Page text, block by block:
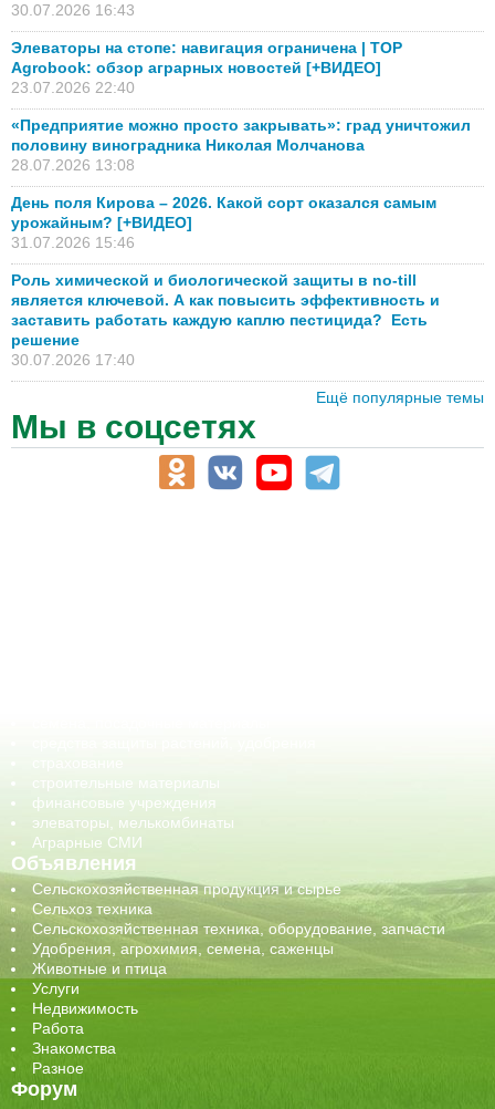
30.07.2026 16:43
Элеваторы на стопе: навигация ограничена | TOP
Agrobook: обзор аграрных новостей [+ВИДЕО]
23.07.2026 22:40
«Предприятие можно просто закрывать»: град уничтожил
половину виноградника Николая Молчанова
28.07.2026 13:08
День поля Кирова – 2026. Какой сорт оказался самым
урожайным? [+ВИДЕО]
31.07.2026 15:46
Роль химической и биологической защиты в no-till
является ключевой. А как повысить эффективность и
заставить работать каждую каплю пестицида? Есть
решение
30.07.2026 17:40
Ещё популярные темы
Мы в соцсетях
строительные материалы
финансовые учреждения
элеваторы, мелькомбинаты
Аграрные СМИ
Объявления
Сельскохозяйственная продукция и сырье
Сельхоз техника
Сельскохозяйственная техника, оборудование, запчасти
Удобрения, агрохимия, семена, саженцы
Животные и птица
Услуги
Недвижимость
Работа
Знакомства
Разное
Форум